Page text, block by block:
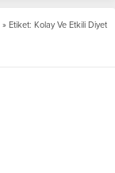
» Etiket: Kolay Ve Etkili Diyet